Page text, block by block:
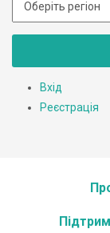
Вхід
Реєстрація